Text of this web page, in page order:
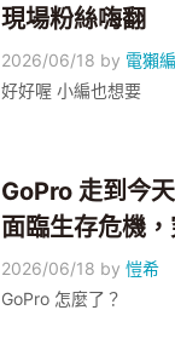
現場粉絲嗨翻
2026/06/18 by 電獺
好好喔 小編也想要
GoPro 走到今
面臨生存危機
2026/06/18 by愷希
GoPro 怎麼了？